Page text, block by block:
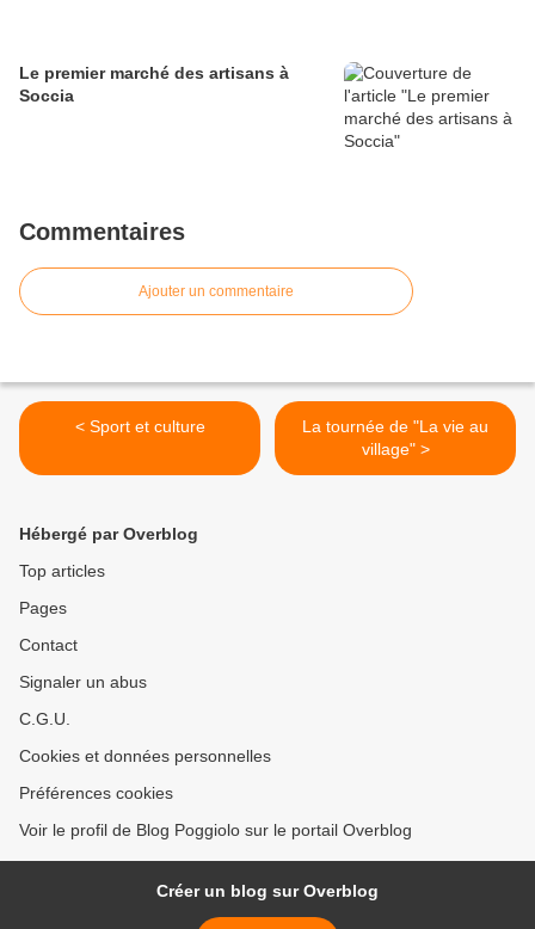
Le premier marché des artisans à
Soccia
Commentaires
Ajouter un commentaire
< Sport et culture
La tournée de "La vie au
village" >
Hébergé par Overblog
Top articles
Pages
Contact
Signaler un abus
C.G.U.
Cookies et données personnelles
Préférences cookies
Voir le profil de Blog Poggiolo sur le portail Overblog
Créer un blog sur Overblog